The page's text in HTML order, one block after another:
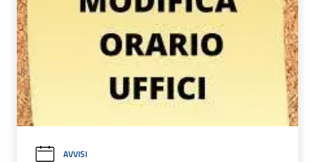
AVVISI